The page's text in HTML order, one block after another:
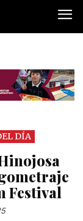
DÍA
Festival